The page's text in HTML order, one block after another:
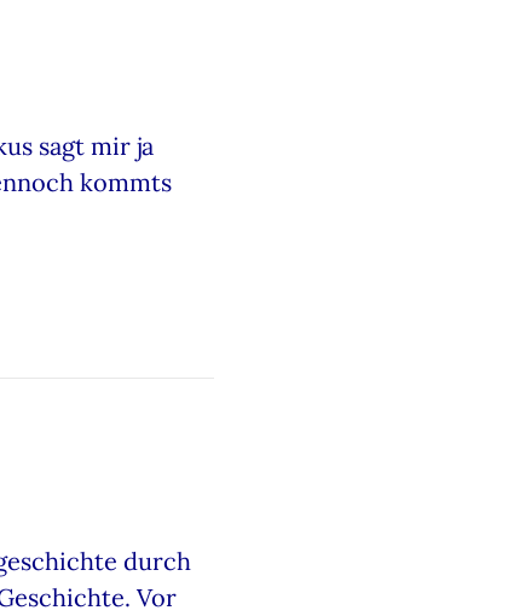
sagt mir ja
kommts
durch
Vor